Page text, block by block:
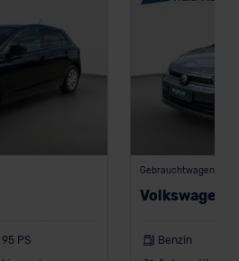
(Art. 46 Abs. 2 lit. c
hierzu Ihre Einwilligung freiwillig
zu den bestehenden
Sie über den Kontakt zu
unter
95 PS
Gebrauchtwagen
Volkswagen
Benzin